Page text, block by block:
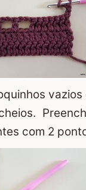
vazios
com 2